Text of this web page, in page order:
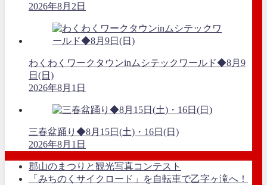
2026年8月2日
わくわくワークタウンinムシテックワールド◆8月9
日(日)
2026年8月1日
三春盆踊り◆8月15日(土)・16日(日)
2026年8月1日
郡山のまつりと観光写真コンテスト
「みちのくサイクロード」を自転車で乙字ヶ滝へ！